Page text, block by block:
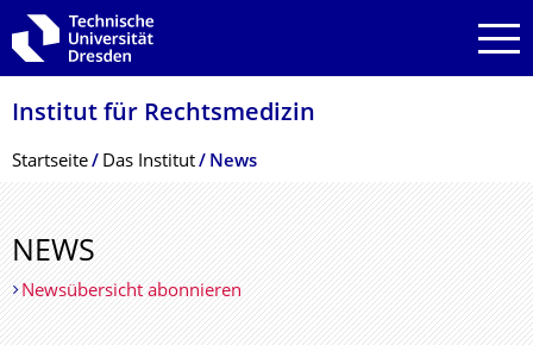
Zur Hauptnavigation springen
Zur Suche springen
Zum Inhalt springen
Institut für Rechtsmedizin
Breadcrumb-Menü
Startseite Das Institut News
NEWS
Newsübersicht abonnieren